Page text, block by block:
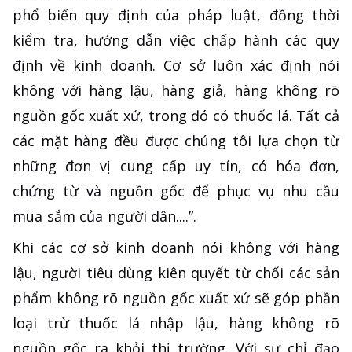
phổ biến quy định của pháp luật, đồng thời
kiểm tra, hướng dẫn việc chấp hành các quy
định về kinh doanh. Cơ sở luôn xác định nói
không với hàng lậu, hàng giả, hàng không rõ
nguồn gốc xuất xứ, trong đó có thuốc lá. Tất cả
các mặt hàng đều được chúng tôi lựa chọn từ
những đơn vị cung cấp uy tín, có hóa đơn,
chứng từ và nguồn gốc để phục vụ nhu cầu
mua sắm của người dân....”.
Khi các cơ sở kinh doanh nói không với hàng
lậu, người tiêu dùng kiên quyết từ chối các sản
phẩm không rõ nguồn gốc xuất xứ sẽ góp phần
loại trừ thuốc lá nhập lậu, hàng không rõ
nguồn gốc ra khỏi thị trường. Với sự chỉ đạo